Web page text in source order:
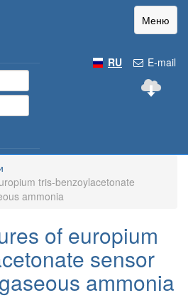
Меню
E-mail
RU
tris-benzoylacetonate
ammonia
of europium
sensor
ammonia